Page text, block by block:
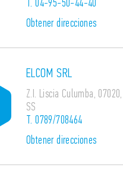
T.04-95-50-44-40
Obtener direcciones
ELCOM SRL
Z.I. Liscia Culumba, 07020,
SS
T.0789/708464
Obtener direcciones